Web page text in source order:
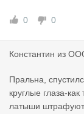
0 0
Константин из
Пральна,
круглые глаза-
латыши штрафуют